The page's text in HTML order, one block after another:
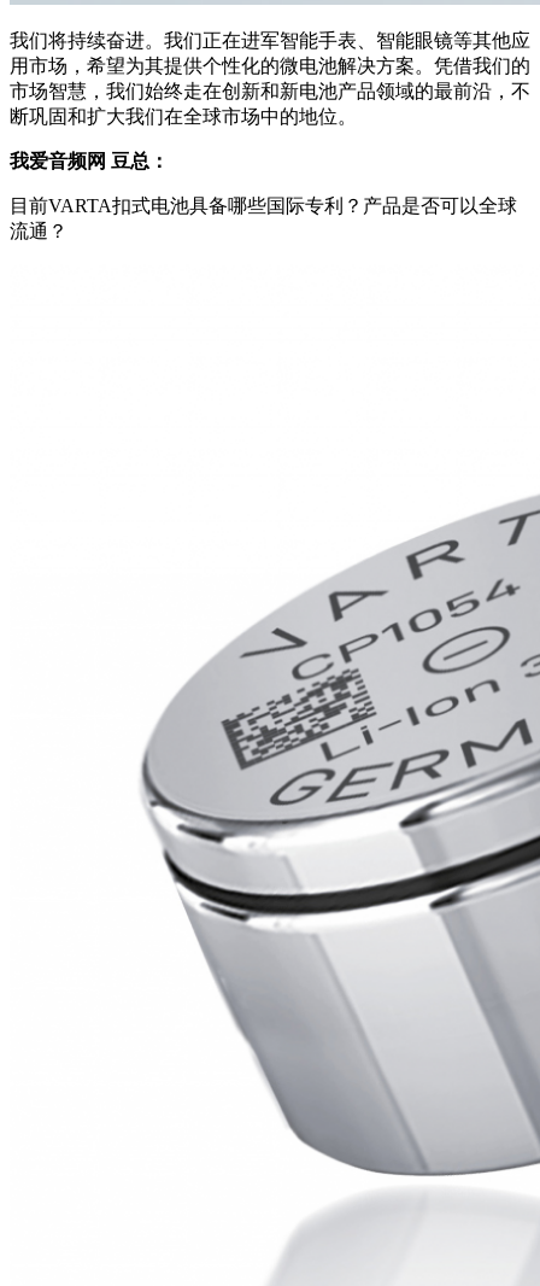
我们将持续奋进。我们正在进军智能手表、智能眼镜等其他应
用市场，希望为其提供个性化的微电池解决方案。凭借我们的
市场智慧，我们始终走在创新和新电池产品领域的最前沿，不
断巩固和扩大我们在全球市场中的地位。
我爱音频网 豆总：
目前VARTA扣式电池具备哪些国际专利？产品是否可以全球
流通？